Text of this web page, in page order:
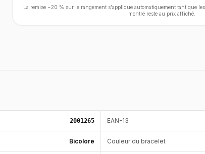
La remise −20 % sur le rangement s'applique automatiquement tant que
montre reste au prix affiché.
2001265 EAN-13
Bicolore Couleur du bracelet